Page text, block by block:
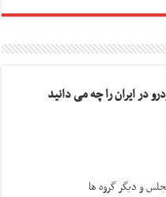
در ایران را چه می دانید
و دیگر گروه ها